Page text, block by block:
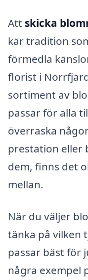
Att skicka
kär tradition
förmedla
florist i
sortiment av
passar för alla
överraska
prestation eller
dem, finns det
mellan.
När du väljer
tänka på vilken
passar bäst för
några exempel